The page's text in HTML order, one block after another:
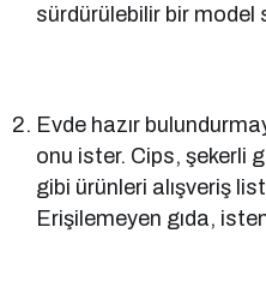
sürdürülebilir bir model
Evde hazır
onu ister. Cips, şekerli
gibi ürünleri alışveriş
Erişilemeyen gıda,